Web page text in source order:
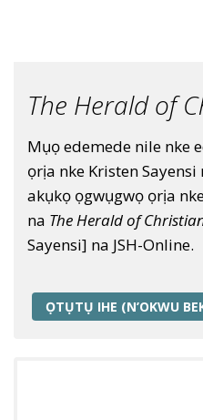
The Herald of
Mụọ edemede nile nke
ọrịa nke Kristen
akụkọ ọgwụgwọ ọrịa
na The Herald of
Sayensi] na JSH-Online.
ỌTỤTỤ IHE (N’OKWU